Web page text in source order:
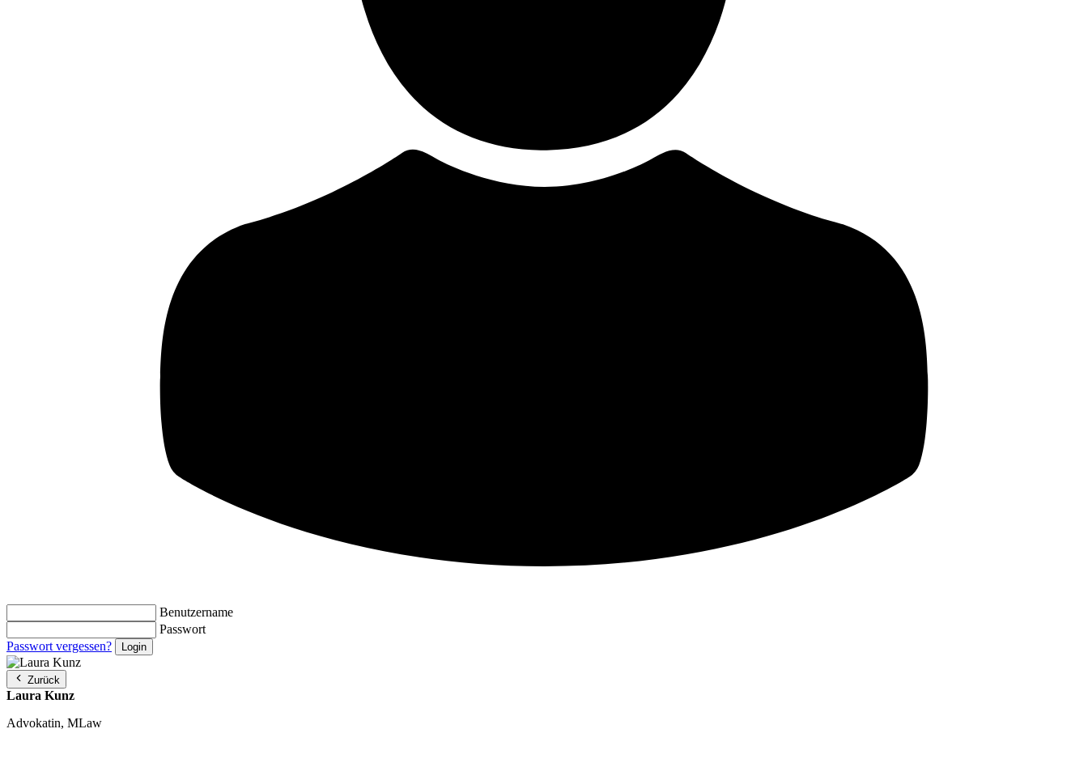
Benutzername
Passwort
Passwort vergessen?
Zurück
Laura Kunz
Advokatin, MLaw